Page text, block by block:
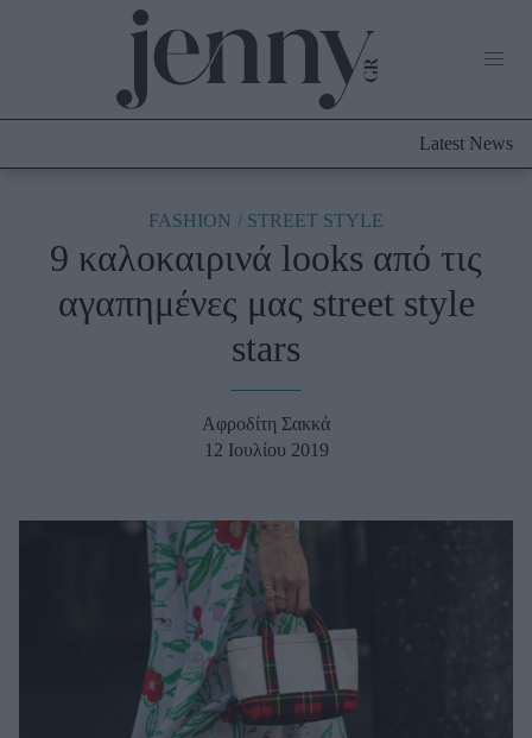
Culture
Fashion
Shopping
Beauty - Ομορφιά
Μαλλιά - Νύχια
Υγεία + Διατροφή
Latest News
FASHION STREET STYLE
9 καλοκαιρινά looks από τις
αγαπημένες μας street style
stars
Αφροδίτη Σακκά
12 Ιουλίου 2019